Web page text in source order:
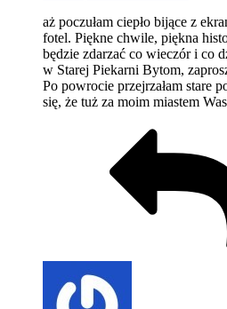
aż poczułam ciepło bijące z
fotel. Piękne chwile, piękna
będzie zdarzać co wieczór i co
w Starej Piekarni Bytom,
Po powrocie przejrzałam stare
się, że tuż za moim miastem